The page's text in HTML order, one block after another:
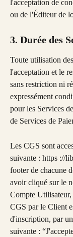
l'acceptation de
ou de l'Éditeur de
3. Durée des
Toute utilisation
l'acceptation et le
sans restriction ni
expressément
pour les Services
de Services de
Les CGS sont
suivante : https ://
footer de chacune
avoir cliqué sur le
Compte
CGS par le Client
d'inscription, par
suivante :